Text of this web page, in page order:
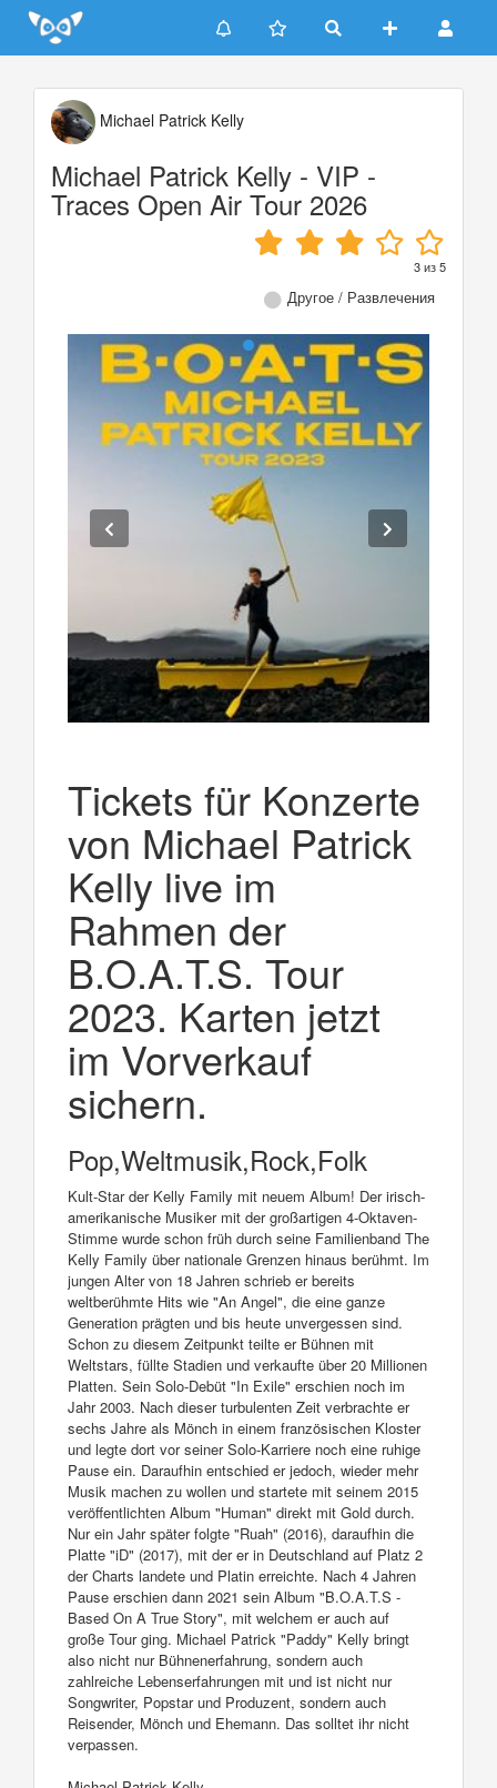
Update cookies preferences
Michael Patrick Kelly
Michael Patrick Kelly - VIP -
Traces Open Air Tour 2026
3из5
Другое / Развлечения
Tickets für Konzerte
von Michael Patrick
Kelly live im
Rahmen der
B.O.A.T.S. Tour
2023. Karten jetzt
im Vorverkauf
sichern.
Pop,Weltmusik,Rock,Folk
Kult-Star der Kelly Family mit neuem Album! Der irisch-
amerikanische Musiker mit der großartigen 4-Oktaven-
Stimme wurde schon früh durch seine Familienband The
Kelly Family über nationale Grenzen hinaus berühmt. Im
jungen Alter von 18 Jahren schrieb er bereits
weltberühmte Hits wie "An Angel", die eine ganze
Generation prägten und bis heute unvergessen sind.
Schon zu diesem Zeitpunkt teilte er Bühnen mit
Weltstars, füllte Stadien und verkaufte über 20 Millionen
Platten. Sein Solo-Debüt "In Exile" erschien noch im
Jahr 2003. Nach dieser turbulenten Zeit verbrachte er
sechs Jahre als Mönch in einem französischen Kloster
und legte dort vor seiner Solo-Karriere noch eine ruhige
Pause ein. Daraufhin entschied er jedoch, wieder mehr
Musik machen zu wollen und startete mit seinem 2015
veröffentlichten Album "Human" direkt mit Gold durch.
Nur ein Jahr später folgte "Ruah" (2016), daraufhin die
Platte "iD" (2017), mit der er in Deutschland auf Platz 2
der Charts landete und Platin erreichte. Nach 4 Jahren
Pause erschien dann 2021 sein Album "B.O.A.T.S -
Based On A True Story", mit welchem er auch auf
große Tour ging. Michael Patrick "Paddy" Kelly bringt
also nicht nur Bühnenerfahrung, sondern auch
zahlreiche Lebenserfahrungen mit und ist nicht nur
Songwriter, Popstar und Produzent, sondern auch
Reisender, Mönch und Ehemann. Das solltet ihr nicht
verpassen.